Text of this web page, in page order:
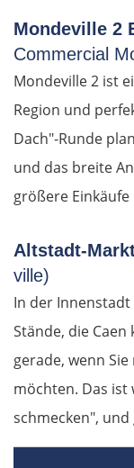
Mondeville 2
Commercial
Mondeville 2 ist
Region und
Dach"-Runde
und das breite
größere
Altstadt-
ville)
In der
Stände, die
gerade, wenn
möchten. Das ist
schmecken",
OSTROUTE
Estland